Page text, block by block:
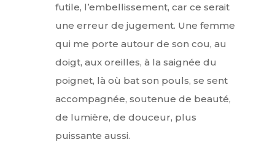
futile, l’embellissement, car ce serait
une erreur de jugement. Une femme
qui me porte autour de son cou, au
doigt, aux oreilles, à la saignée du
poignet, là où bat son pouls, se sent
accompagnée, soutenue de beauté,
de lumière, de douceur, plus
puissante aussi.